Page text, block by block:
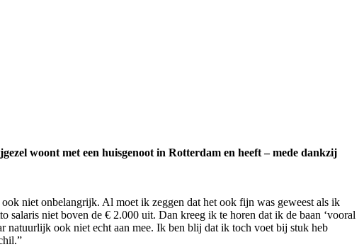
woont met een huisgenoot in Rotterdam en heeft – mede dankzij
niet onbelangrijk. Al moet ik zeggen dat het ook fijn was geweest als ik
niet boven de € 2.000 uit. Dan kreeg ik te horen dat ik de baan ‘vooral
natuurlijk ook niet echt aan mee. Ik ben blij dat ik toch voet bij stuk heb